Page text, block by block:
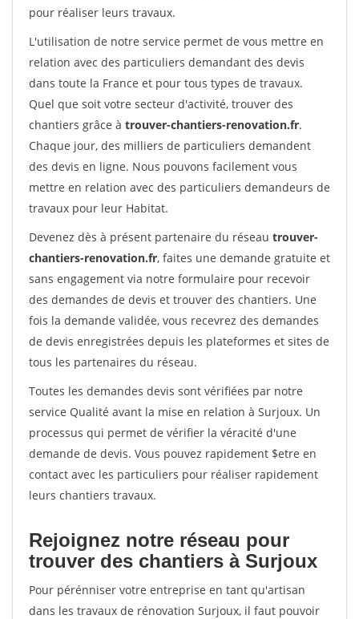
pour réaliser leurs travaux.
L'utilisation de notre service permet de vous mettre en
relation avec des particuliers demandant des devis
dans toute la France et pour tous types de travaux.
Quel que soit votre secteur d'activité, trouver des
chantiers grâce à trouver-chantiers-renovation.fr.
Chaque jour, des milliers de particuliers demandent
des devis en ligne. Nous pouvons facilement vous
mettre en relation avec des particuliers demandeurs de
travaux pour leur Habitat.
Devenez dès à présent partenaire du réseau trouver-
chantiers-renovation.fr, faites une demande gratuite et
sans engagement via notre formulaire pour recevoir
des demandes de devis et trouver des chantiers. Une
fois la demande validée, vous recevrez des demandes
de devis enregistrées depuis les plateformes et sites de
tous les partenaires du réseau.
Toutes les demandes devis sont vérifiées par notre
service Qualité avant la mise en relation à Surjoux. Un
processus qui permet de vérifier la véracité d'une
demande de devis. Vous pouvez rapidement $etre en
contact avec les particuliers pour réaliser rapidement
leurs chantiers travaux.
Rejoignez notre réseau pour
trouver des chantiers à Surjoux
Pour pérénniser votre entreprise en tant qu'artisan
dans les travaux de rénovation Surjoux, il faut pouvoir